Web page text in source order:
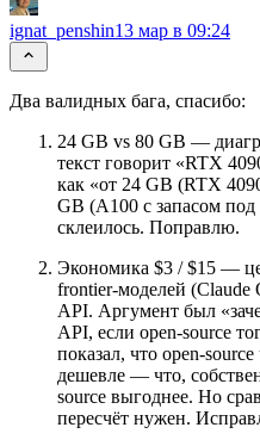
ignat_penshin13 мар в 09:24
Два валидных бага, спасибо:
24 GB vs 80 GB —
текст говорит «RTX
как «от 24 GB (RTX
GB (A100 с запасом
склеилось. Поправлю.
Экономика $3 / $15 —
frontier-моделей (Claude
API. Аргумент был
API, если open-source
показал, что open-
дешевле — что,
source выгоднее. Но
пересчёт нужен.